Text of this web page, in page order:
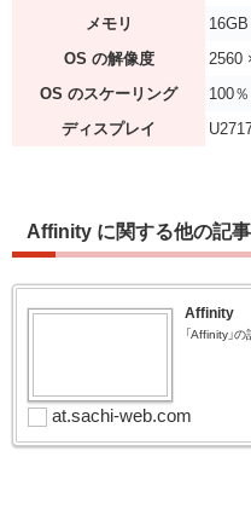
メモリ
16GB
OS の解像度
2560
OS のスケーリング
100
ディスプレイ
Affinity に関する他の記事
Affinity
「Affinity」
at.sachi-web.com